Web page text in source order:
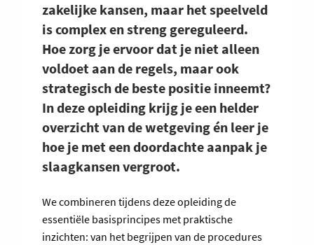
zakelijke kansen, maar het speelveld
is complex en streng gereguleerd.
Hoe zorg je ervoor dat je niet alleen
voldoet aan de regels, maar ook
strategisch de beste positie inneemt?
In deze opleiding krijg je een helder
overzicht van de wetgeving én leer je
hoe je met een doordachte aanpak je
slaagkansen vergroot.
We combineren tijdens deze opleiding de
essentiële basisprincipes met praktische
inzichten: van het begrijpen van de procedures